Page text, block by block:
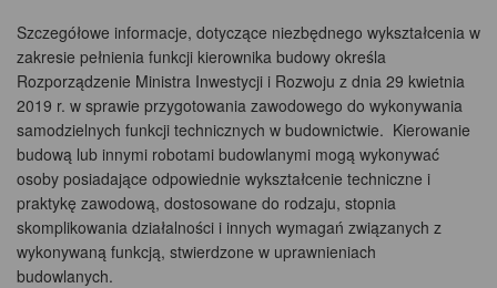
Szczegółowe informacje, dotyczące niezbędnego wykształcenia w
zakresie pełnienia funkcji kierownika budowy określa
Rozporządzenie Ministra Inwestycji i Rozwoju z dnia 29 kwietnia
2019 r. w sprawie przygotowania zawodowego do wykonywania
samodzielnych funkcji technicznych w budownictwie. Kierowanie
budową lub innymi robotami budowlanymi mogą wykonywać
osoby posiadające odpowiednie wykształcenie techniczne i
praktykę zawodową, dostosowane do rodzaju, stopnia
skomplikowania działalności i innych wymagań związanych z
wykonywaną funkcją, stwierdzone w uprawnieniach
budowlanych.